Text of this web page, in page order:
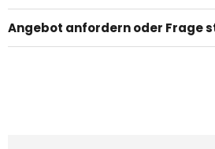
Angebot anfordern oder Frage